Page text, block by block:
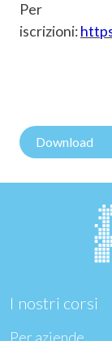
Per
iscrizioni:
Download
I nostri corsi
Per aziende